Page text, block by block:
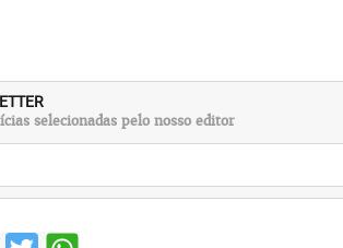
selecionadas pelo nosso editor